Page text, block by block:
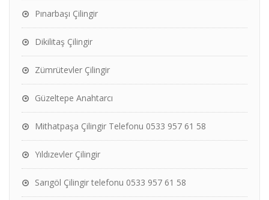
Pınarbaşı Çilingir
Dikilitaş Çilingir
Zümrütevler Çilingir
Güzeltepe Anahtarcı
Mithatpaşa Çilingir Telefonu 0533 957 61 58
Yıldızevler Çilingir
Sarıgöl Çilingir telefonu 0533 957 61 58